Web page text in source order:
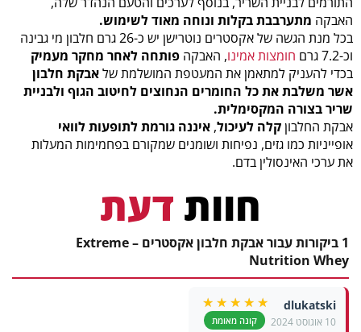
האבקה מתערבבת בקלות ונוחה מאוד לשימוש.
בכל מנת הגשה של אקסטרים נוטרישן יש כ-26 גרם חלבון מי גבינה
וכ-7.2 גרם
חומצות אמינו, האבקה פותחה לאחר מחקר מעמיק
בכדי להעניק למתאמן את המעטפת המושלמת שלאבקת חלבון
אשר משלבת את כל החומרים הנחוצים לחיטוב הגוף ולבניית
שריר בצורה המקסימלית.
אבקת החלבון קלה לעיכול, איננה גורמת לתופעות לוואי
אופייניות כמו גזים, נפיחות ושומנים שמקורם בפחמימות המעלות
את ערכי האינסולין בדם.
חוות דעת
1 ביקורות עבור אבקת חלבון אקסטרים – Extreme
Nutrition Whey
dlukatski
10 אוגוסט 2024 דירוג5מתוך
קונה מאומת